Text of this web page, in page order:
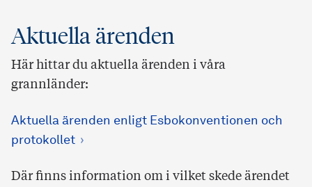
Aktuella ärenden
Här hittar du aktuella ärenden i våra
grannländer:
Aktuella ärenden enligt Esbo­konventionen och
protokollet
Där finns information om i vilket skede ärendet